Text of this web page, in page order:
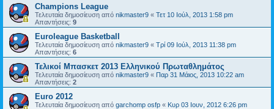
Champions League
Τελευταία δημοσίευση από nikmaster9 « Τετ 10 Ιούλ, 2013 1:58 pm
Απαντήσεις: 9
Euroleague Basketball
Τελευταία δημοσίευση από nikmaster9 « Τρί 09 Ιούλ, 2013 11:38 pm
Απαντήσεις: 6
Τελικοί Μπασκετ 2013 Ελληνικού Πρωταθλημάτος
Τελευταία δημοσίευση από nikmaster9 « Παρ 31 Μάιος, 2013 10:22 am
Απαντήσεις: 2
Euro 2012
Τελευταία δημοσίευση από garchomp osfp « Κυρ 03 Ιουν, 2012 6:26 pm